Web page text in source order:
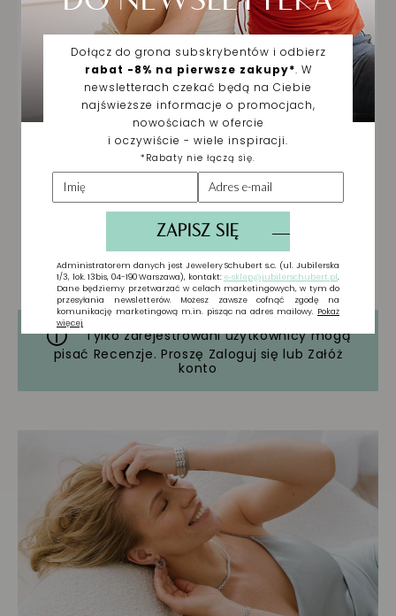
Tylko zarejestrowani użytkownicy mogą
pisać Recenzje. Proszę Zaloguj się lub Załóż
konto